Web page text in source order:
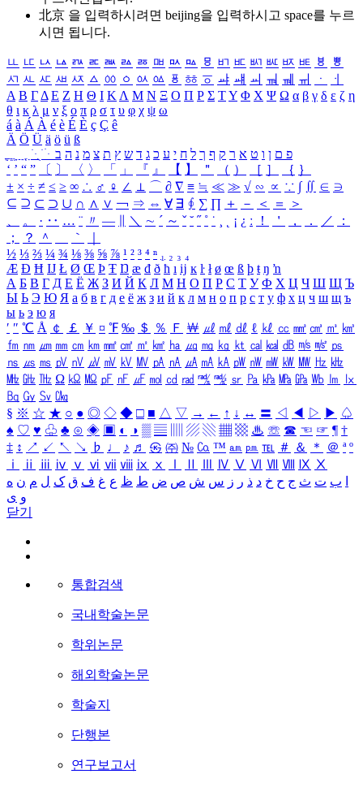
北京 을 입력하시려면 beijing을 입력하시고 space를 누르
시면 됩니다.
ㅥ ㅦ ㅧ ㅨ ㅩ ㅪ ㅫ ㅬ ㅭ ㅮ ㅯ ㅰ ㅱ ㅲ ㅳ ㅴ ㅵ ㅶ ㅷ ㅸ
ㅹ
ㅺ ㅻ ㅼ ㅽ ㅾ ㅿ ㆀ ㆁ ㆂ ㆃ ㆄ ㆅ ㆆ ㆇ ㆈ ㆉ ㆊ ㆋ ㆌ ㆍ
ㆎ
Α Β ΓΔ Ε Ζ Η Θ Ι ΚΛ Μ Ν Ξ Ο Π Ρ Σ ΤΥ Φ Χ Ψ Ω α β γ δ ε ζ η
θ ι κ λ μ ν ξ ο π ρ σ τ υ φ χ ψ ω
á à Á À é è É È ç Ç ê
Ä Ö Ü ä ö ü ß
ִֶֹ ֻּ ׁׂ פ ם ן ו ט א ר ק ף ך ל ח י ע כ ג ד ש ץ ת צ מ נ ה ב
‘ ’ “ ” 〔 〕 〈 〉 「 」 『 』 【 】 ＂ （ ） ［ ］ ｛ ｝
± × ÷ ≠ ≤ ≥ ∞ ∴ ♂ ♀ ∠ ⊥ ⌒ ∂ ∇ ≡ ≒ ≪ ≫ √ ∽ ∝ ∵ ∫ ∬ ∈ ∋
⊆ ⊇ ⊂ ⊃ ∪ ∩ ∧ ∨ ￢ ⇒ ⇔ ∀ ∃ ∮ ∑ ∏ ＋ － ＜ ＝
＞
、
。 · ‥ … ¨ 〃 ― ＼ ∼ ´ ～ ˇ ˘ ˝ ˚ ˙ ¸ ¡ ¿ ː ！ ＇ ， ． ／
：
；
？ ＾ ｀
½ ⅓ ⅔ ¼ ¾ ⅛ ⅜ ⅝ ⅞ ¹ ² ³ ⁴ ⁿ ₁ ₂ ₃ ₄
Æ Ð Ħ Ĳ Ł Ø Œ Þ Ŧ Ŋ æ đ ð ħ ı ĳ ĸ ŀ ł ø œ ß þ ŧ ŋ ŉ
А Б В Г Д Е Ё Ж З И Й К Л М Н О П Р С Т У Ф Х Ц Ч Ш Щ Ъ
Ы Ь Э Ю Я а б в г д е ё ж з и й к л м н о п р с т у ф х ц ч ш щ ъ
ы ь э ю я
′ ″ ℃ Å ￠ ￡ ￥ ¤ ℉ ‰ ＄ ％ Ｆ ￦ ㎕ ㎖ ㎗ ℓ ㎘ ㏄ ㎣ ㎤ ㎥ ㎦
㎙ ㎚ ㎛ ㎜ ㎝ ㎞ ㎟ ㎠ ㎡ ㎢ ㏊ ㎍ ㎎ ㎏ ㏏ ㎈ ㎉ ㏈ ㎧ ㎨ ㎰
㎱ ㎲ ㎳ ㎴ ㎵ ㎶ ㎷ ㎸ ㎹ ㎀ ㎁ ㎂ ㎃ ㎄ ㎺ ㎻ ㎽ ㎾ ㎿ ㎐ ㎑
㎒ ㎓ ㎔ Ω ㏀ ㏁ ㎊ ㎋ ㎌ ㏖ ㏅ ㎭ ㎮ ㎯ ㏛ ㎩ ㎪ ㎫ ㎬ ㏝ ㏐
㏓
㏃ ㏉ ㏜ ㏆
§ ※ ☆ ★ ○ ● ◎ ◇ ◆ □ ■ △ ▽ → ← ↑ ↓ ↔ 〓 ◁ ◀ ▷ ▶ ♤
♠ ♡ ♥ ♧ ♣ ⊙ ◈ ▣ ◐ ◑ ▒ ▤ ▨ ▧ ▦ ▩ ♨ ☏ ☎ ☜ ☞ ¶ †
‡ ↕ ↗ ↙ ↖ ↘ ♭ ♩ ♪ ♬ ㉿ ㈜ № ㏇ ™ ㏂ ㏘ ℡ ＃ ＆ ＊ ＠ ª º
ⅰ
ⅱ ⅲ ⅳ ⅴ ⅵ ⅶ ⅷ ⅸ ⅹ Ⅳ Ⅴ Ⅵ Ⅶ Ⅷ Ⅸ Ⅹ
ب ت ث ج ح خ د ذ ر ز س ش ص ض ط ظ ع غ ف ق ک ل م ن ه
و ی
닫기
통합검색
국내학술논문
학위논문
해외학술논문
학술지
단행본
연구보고서